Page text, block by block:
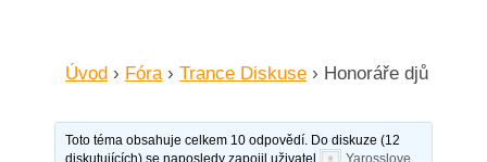
Úvod › Fóra › Trance Diskuse › Honoráře djů
Toto téma obsahuje celkem 10 odpovědí. Do diskuze (12
diskutujících) se naposledy zapojil uživatel
Yarosslove